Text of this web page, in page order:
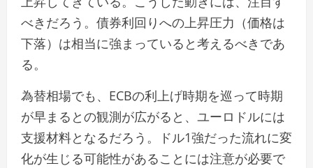
べきだろう。債券利回りへの上昇圧力（価格は
下落）は相当に強まっていると考えるべきであ
る。
為替相場でも、ECBの利上げ時期を巡って時期
が早まるとの観測が広がると、ユーロドルには
支援材料となるだろう。ドル1強だった流れに変
化が生じる可能性があることには注意が必要で